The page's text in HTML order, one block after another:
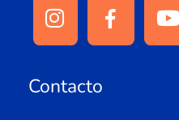
Contacto